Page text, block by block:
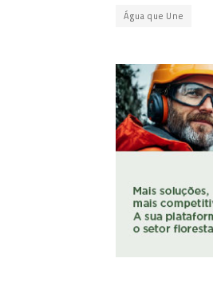
Água que Une